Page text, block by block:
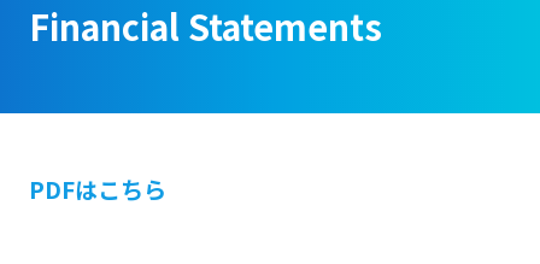
個人向けインターネットバンキング
ログオン
法人向けインターネットバンキング
Financial Statements
PDFはこちら